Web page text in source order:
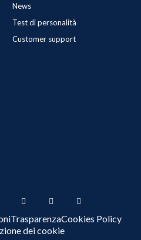
News
Test di personalità
Customer support
TrasparenzaCookies Policy
dei cookie